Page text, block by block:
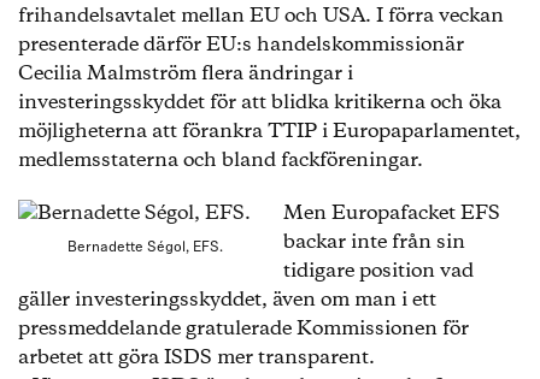
ISDS finns idag i över 3 000 avtal världen över,
bland annat i handelsavtal mellan Sverige och
Kina. Svenska staten har dock aldrig varit föremål
för stämning.
frihandelsavtalet mellan EU och USA. I förra veckan
presenterade därför EU:s handelskommissionär
Cecilia Malmström flera ändringar i
investeringsskyddet för att blidka kritikerna och öka
möjligheterna att förankra TTIP i Europaparlamentet,
medlemsstaterna och bland fackföreningar.
Bernadette Ségol, EFS.
Men Europafacket EFS
backar inte från sin
tidigare position vad
gäller investeringsskyddet, även om man i ett
pressmeddelande gratulerade Kommissionen för
arbetet att göra ISDS mer transparent.